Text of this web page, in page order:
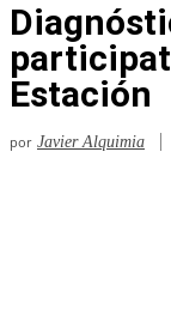
Estación
por Javier Alquimia